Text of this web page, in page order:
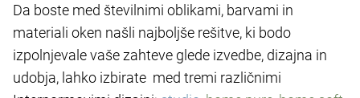
Da boste med številnimi oblikami, barvami in
materiali oken našli najboljše rešitve, ki bodo
izpolnjevale vaše zahteve glede izvedbe, dizajna in
udobja, lahko izbirate med tremi različnimi